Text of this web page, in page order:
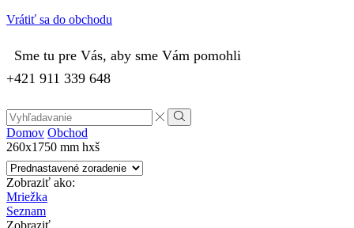
Vrátiť sa do obchodu
Sme tu pre Vás, aby sme Vám pomohli
+421 911 339 648
Search
input
Vyhľadávanie
Domov Obchod
260x1750 mm hxš
Zobraziť ako:
Mriežka
Seznam
Zobraziť